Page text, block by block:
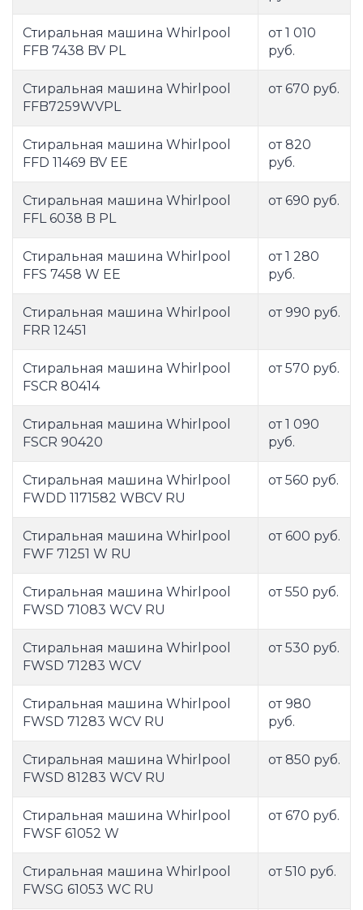
Стиральная машина Whirlpool
FFB 7438 BV PL
от 1 010
руб.
Стиральная машина Whirlpool
FFB7259WVPL
от 670 руб.
Стиральная машина Whirlpool
FFD 11469 BV EE
от 820
руб.
Стиральная машина Whirlpool
FFL 6038 B PL
от 690 руб.
Стиральная машина Whirlpool
FFS 7458 W EE
от 1 280
руб.
Стиральная машина Whirlpool
FRR 12451
от 990 руб.
Стиральная машина Whirlpool
FSCR 80414
от 570 руб.
Стиральная машина Whirlpool
FSCR 90420
от 1 090
руб.
Стиральная машина Whirlpool
FWDD 1171582 WBCV RU
от 560 руб.
Стиральная машина Whirlpool
FWF 71251 W RU
от 600 руб.
Стиральная машина Whirlpool
FWSD 71083 WCV RU
от 550 руб.
Стиральная машина Whirlpool
FWSD 71283 WCV
от 530 руб.
Стиральная машина Whirlpool
FWSD 71283 WCV RU
от 980
руб.
Стиральная машина Whirlpool
FWSD 81283 WCV RU
от 850 руб.
Стиральная машина Whirlpool
FWSF 61052 W
от 670 руб.
Стиральная машина Whirlpool
FWSG 61053 WC RU
от 510 руб.